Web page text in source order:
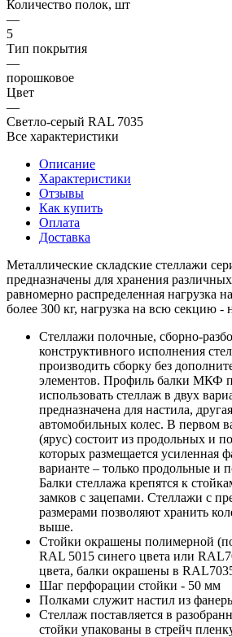
Количество полок, шт
—
5
Тип покрытия
—
порошковое
Цвет
—
Светло-серый RAL 7035
Все характеристики
Описание
Характеристики
Отзывы
Как купить
Оплата
Доставка
Металлические складские стеллажи
предназначены для хранения
равномерно распределенная нагрузка
более 300 кг, нагрузка на всю секцию -
Стеллажи полочные, сборно-
конструктивного исполнения
производить сборку без
элементов. Профиль балки МКФ
использовать стеллаж в двух
предназначена для настила,
автомобильных колес. В первом
(ярус) состоит из продольных и
которых размещается усиленная
варианте – только продольные и
Балки стеллажа крепятся к
замков с зацепами. Стеллажи с
размерами позволяют хранить
выше.
Стойки окрашены полимерной
RAL 5015 синего цвета или
цвета, балки окрашены в
Шаг перфорации стойки - 50 мм
Полками служит настил из
Стеллаж поставляется в
стойки упакованы в стрейч